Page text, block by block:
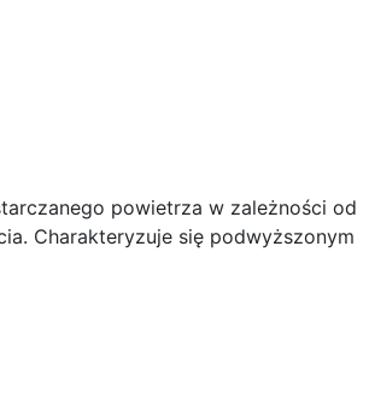
powietrza w zależności od
Charakteryzuje się podwyższonym